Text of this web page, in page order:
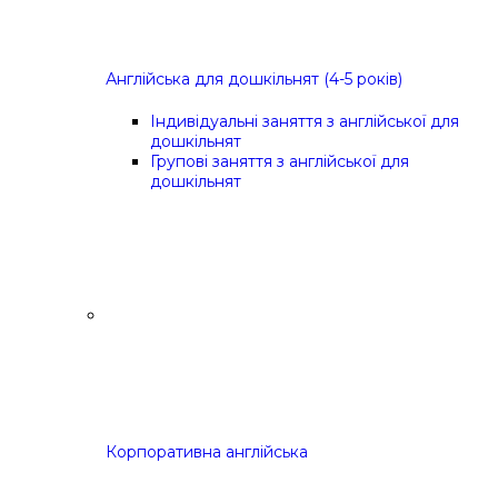
Англійська для дошкільнят (4-5 років)
Індивідуальні заняття з англійської для
дошкільнят
Групові заняття з англійської для
дошкільнят
Корпоративна англійська